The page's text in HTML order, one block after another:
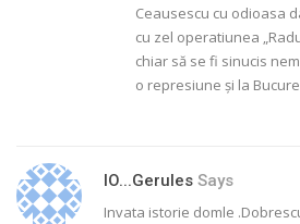
Ceausescu cu odioasa
cu zel operatiunea
chiar să se fi sinucis
o represiune și la
IO...gerules Says
Invata istorie domle